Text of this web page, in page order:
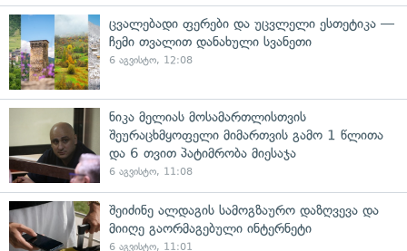
ცვალებადი ფერები და უცვლელი ესთეტიკა —
ჩემი თვალით დანახული სვანეთი
6 აგვისტო, 12:08
ნიკა მელიას მოსამართლისთვის
შეურაცხმყოფელი მიმართვის გამო 1 წლითა
და 6 თვით პატიმრობა მიესაჯა
6 აგვისტო, 11:08
შეიძინე ალდაგის სამოგზაურო დაზღვევა და
მიიღე გაორმაგებული ინტერნეტი
6 აგვისტო, 11:01